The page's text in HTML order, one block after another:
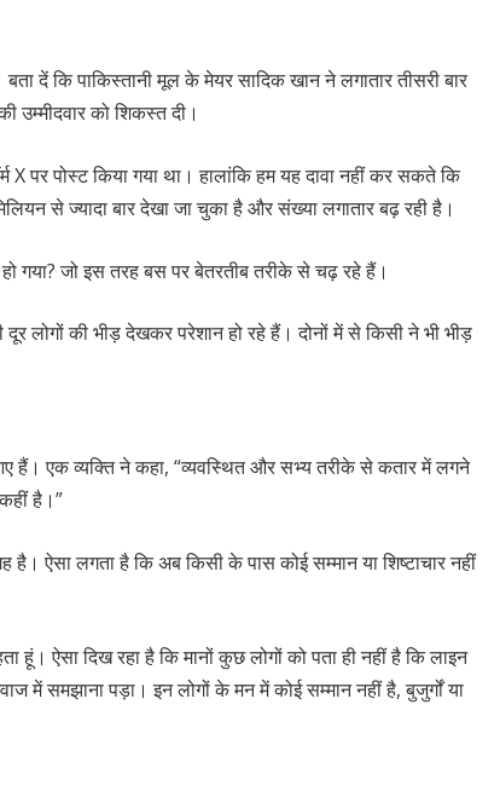
दें कि पाकिस्तानी मूल के मेयर सादिक खान ने लगातार तीसरी बार
उम्मीदवार को शिकस्त दी।
X पर पोस्ट किया गया था। हालांकि हम यह दावा नहीं कर सकते कि
से ज्यादा बार देखा जा चुका है और संख्या लगातार बढ़ रही है।
गया? जो इस तरह बस पर बेतरतीब तरीके से चढ़ रहे हैं।
दूर लोगों की भीड़ देखकर परेशान हो रहे हैं। दोनों में से किसी ने भी भीड़
हैं। एक व्यक्ति ने कहा, “व्यवस्थित और सभ्य तरीके से कतार में लगने
है।”
ऐसा लगता है कि अब किसी के पास कोई सम्मान या शिष्टाचार नहीं
हूं। ऐसा दिख रहा है कि मानों कुछ लोगों को पता ही नहीं है कि लाइन
में समझाना पड़ा। इन लोगों के मन में कोई सम्मान नहीं है, बुजुर्गों या